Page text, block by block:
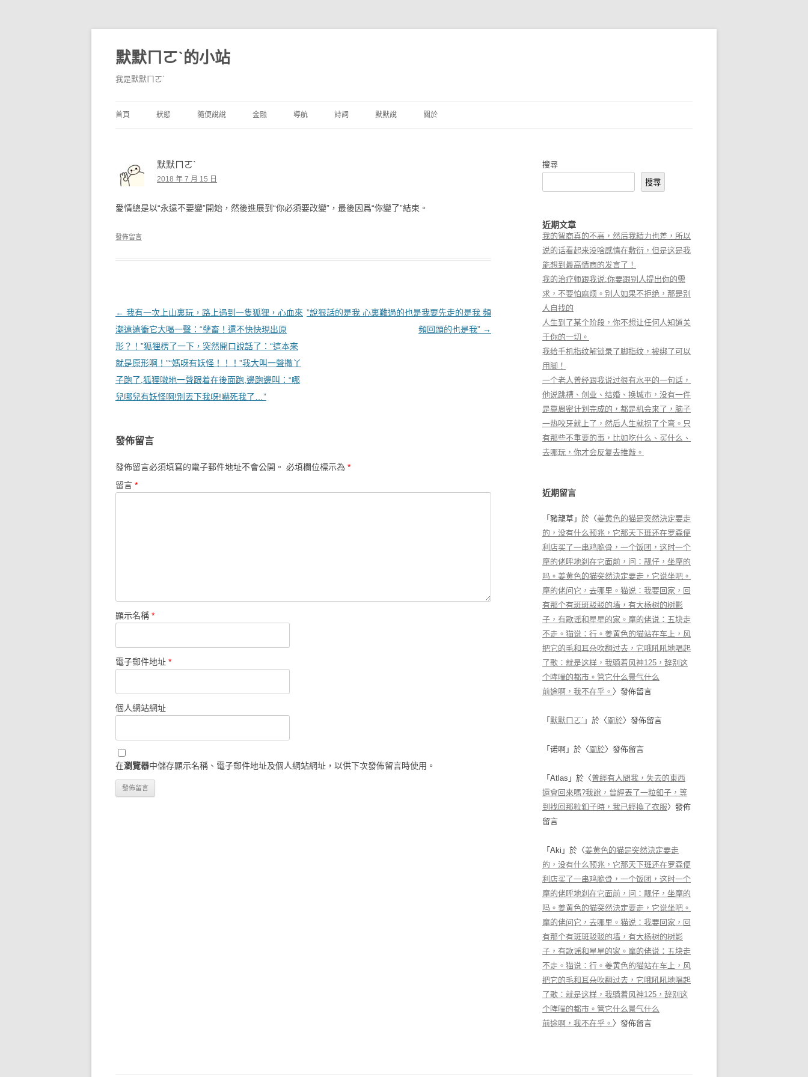
默默ㄇㄛˋ的小站
我是默默ㄇㄛˋ
首頁 狀態
獨白
隨便說說 金融
境外銀行
導航 詩詞 默默說 關於
默默ㄇㄛˋ
2018 年 7 月 15 日
愛情總是以“永遠不要變”開始，然後進展到“你必須要改變”，最後因爲“你變了”結束。
發佈留言
文章導覽
← 我有一次上山裏玩，路上遇到一隻狐狸，心血來
潮遠遠衝它大喝一聲：“孽畜！還不快快現出原
形？！”狐狸楞了一下，突然開口說話了：“這本來
就是原形啊！”“媽呀有妖怪！！！”我大叫一聲撒丫
子跑了,狐狸嗷地一聲跟着在後面跑,邊跑邊叫：“哪
兒哪兒有妖怪啊!別丟下我呀!嚇死我了…”
”說狠話的是我 心裏難過的也是我要先走的是我 頻
頻回頭的也是我” →
發佈留言
發佈留言必須填寫的電子郵件地址不會公開。 必填欄位標示為 *
留言 *
顯示名稱 *
電子郵件地址 *
個人網站網址
在瀏覽器中儲存顯示名稱、電子郵件地址及個人網站網址，以供下次發佈留言時使用。
搜尋
搜尋
近期文章
我的智商真的不高，然后我精力也差，所以
说的话看起来没啥感情在敷衍，但是这是我
能想到最高情商的发言了！
我的治疗师跟我说:你要跟别人提出你的需
求，不要怕麻烦。别人如果不拒绝，那是别
人自找的
人生到了某个阶段，你不想让任何人知道关
于你的一切。
我给手机指纹解锁录了脚指纹，被绑了可以
用脚！
一个老人曾经跟我说过很有水平的一句话，
他说跳槽、创业、结婚、换城市，没有一件
是靠周密计划完成的，都是机会来了，脑子
一热咬牙就上了，然后人生就拐了个弯。只
有那些不重要的事，比如吃什么、买什么、
去哪玩，你才会反复去推敲。
近期留言
「 豬籠草 」於〈姜黄色的猫是突然決定要走
的，没有什么预兆，它那天下班还在罗森便
利店买了一串鸡脆骨，一个饭团，这时一个
摩的佬呼地刹在它面前，问：靓仔，坐摩的
吗。姜黄色的猫突然決定要走，它说坐吧。
摩的佬问它，去哪里。猫说：我要回家，回
有那个有斑斑驳驳的墙，有大杨树的树影
子，有歌谣和星星的家。摩的佬说：五块走
不走。猫说：行。姜黄色的猫站在车上，风
把它的毛和耳朵吹翻过去，它哦吼吼地唱起
了歌：就是这样，我骑着风神125，辞别这
个哮喘的都市。管它什么景气什么
前途啊，我不在乎。 〉發佈留言
「 默默ㄇㄛˋ 」於〈 關於〉發佈留言
「 诺啊 」於〈 關於〉發佈留言
「 Atlas 」於〈曾經有人問我，失去的東西
還會回來嗎?我說，曾經丟了一粒釦子，等
到找回那粒釦子時，我已經換了衣服〉發佈
留言
「 Aki 」於〈姜黄色的猫是突然決定要走
的，没有什么预兆，它那天下班还在罗森便
利店买了一串鸡脆骨，一个饭团，这时一个
摩的佬呼地刹在它面前，问：靓仔，坐摩的
吗。姜黄色的猫突然決定要走，它说坐吧。
摩的佬问它，去哪里。猫说：我要回家，回
有那个有斑斑驳驳的墙，有大杨树的树影
子，有歌谣和星星的家。摩的佬说：五块走
不走。猫说：行。姜黄色的猫站在车上，风
把它的毛和耳朵吹翻过去，它哦吼吼地唱起
了歌：就是这样，我骑着风神125，辞别这
个哮喘的都市。管它什么景气什么
前途啊，我不在乎。 〉發佈留言